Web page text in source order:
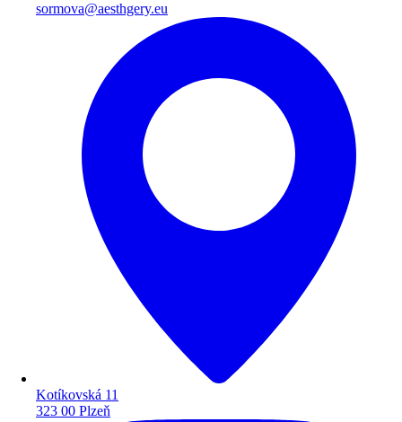
sormova@aesthgery.eu
Kotíkovská 11
323 00 Plzeň